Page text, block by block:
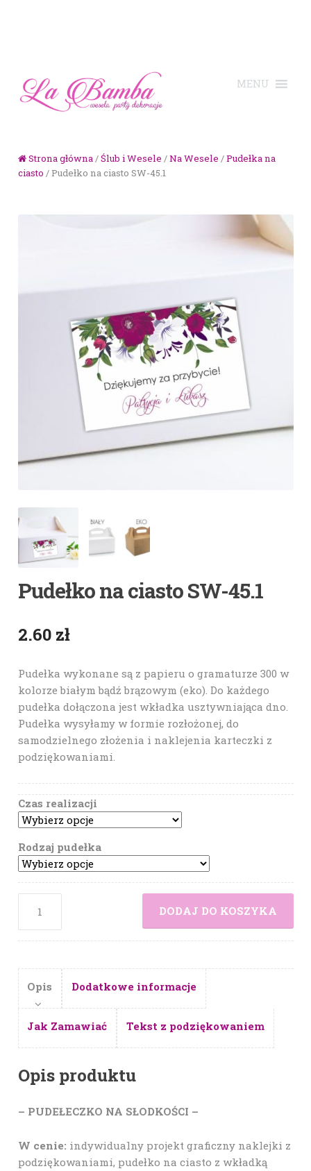
Strona główna/Ślub i Wesele /Na Wesele /Pudełka na
ciasto / Pudełko na ciasto SW-45.1
Pudełko na ciasto SW-45.1
2.60 zł
Pudełka wykonane są z papieru o gramaturze 300 w
kolorze białym bądź brązowym (eko). Do każdego
pudełka dołączona jest wkładka usztywniająca dno.
Pudełka wysyłamy w formie rozłożonej, do
samodzielnego złożenia i naklejenia karteczki z
podziękowaniami.
Czas realizacji
Rodzaj pudełka
DODAJ DO KOSZYKA
Opis Dodatkowe informacje
Jak Zamawiać Tekst z podziękowaniem
Opis produktu
– PUDEŁECZKO NA SŁODKOŚCI –
W cenie: indywidualny projekt graficzny naklejki z
podziękowaniami, pudełko na ciasto z wkładką